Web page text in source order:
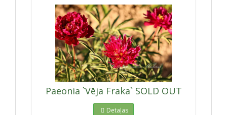
Paeonia `Vēja Fraka` SOLD OUT
Detaļas